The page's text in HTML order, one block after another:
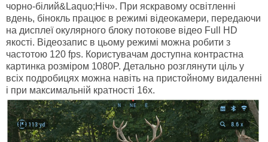
чорно-білий&Laquo;Ніч». При яскравому освітленні
вдень, бінокль працює в режимі відеокамери, передаючи
на дисплеї окулярного блоку потокове відео Full HD
якості. Відеозапис в цьому режимі можна робити з
частотою 120 fps. Користувачам доступна контрастна
картинка розміром 1080P. Детально розглянути ціль у
всіх подробицях можна навіть на пристойному видаленні
і при максимальній кратності 16х.